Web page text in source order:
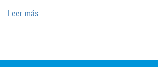
Leer más